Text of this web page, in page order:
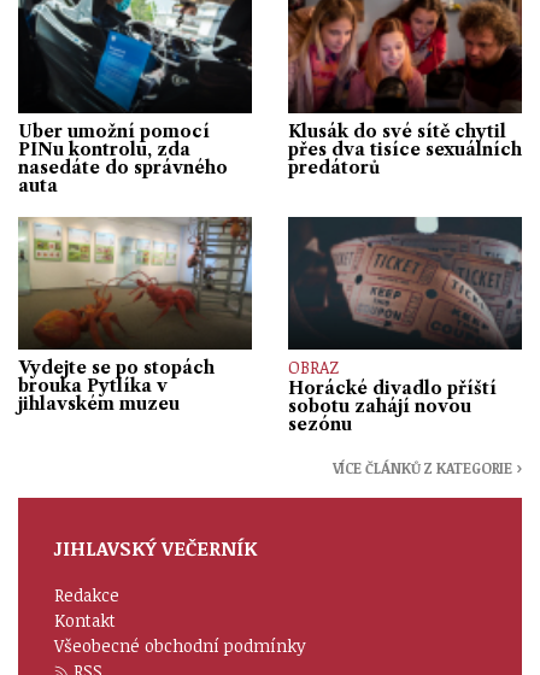
Uber umožní pomocí
PINu kontrolu, zda
nasedáte do správného
auta
Klusák do své sítě chytil
přes dva tisíce sexuálních
predátorů
Vydejte se po stopách
brouka Pytlíka v
jihlavském muzeu
OBRAZ
Horácké divadlo příští
sobotu zahájí novou
sezónu
VÍCE ČLÁNKŮ Z KATEGORIE ›
JIHLAVSKÝ VEČERNÍK
Redakce
Kontakt
Všeobecné obchodní podmínky